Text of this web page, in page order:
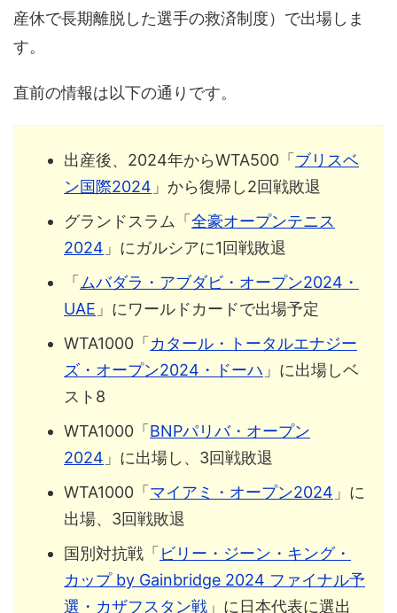
産休で長期離脱した選手の救済制度）で出場しま
す。
直前の情報は以下の通りです。
出産後、2024年からWTA500「 ブリスベ
ン国際2024 」から復帰し2回戦敗退
グランドスラム「 全豪オープンテニス
2024 」にガルシアに1回戦敗退
「 ムバダラ・アブダビ・オープン2024・
UAE 」にワールドカードで出場予定
WTA1000「 カタール・トータルエナジー
ズ・オープン2024・ドーハ 」に出場しベ
スト8
WTA1000「 BNPパリバ・オープン
2024 」に出場し、3回戦敗退
WTA1000「 マイアミ・オープン2024 」に
出場、3回戦敗退
国別対抗戦「 ビリー・ジーン・キング・
カップ by Gainbridge 2024 ファイナル予
選・カザフスタン戦 」に日本代表に選出